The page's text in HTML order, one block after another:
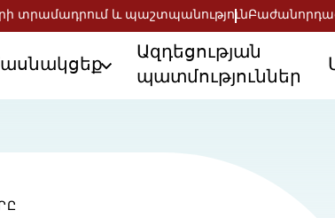
տրամադրում և պաշտպանություն
Ազդեցության
պատմություններ